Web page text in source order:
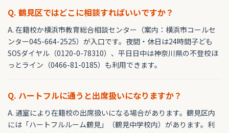
Q. 鶴見区ではどこに相談すればいいですか？
A. 在籍校か横浜市教育総合相談センター（案内：横浜市コールセ
ンター045-664-2525）が入口です。夜間・休日は24時間子ども
SOSダイヤル（0120-0-78310）、平日日中は神奈川県の不登校ほ
っとライン（0466-81-0185）も利用できます。
Q. ハートフルに通うと出席扱いになりますか？
A. 通室により在籍校の出席扱いになる場合があります。鶴見区内
には「ハートフルルーム鶴見」（鶴見中学校内）があります。利